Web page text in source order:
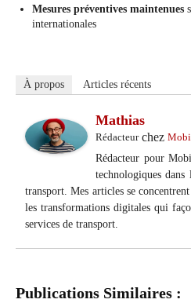
Mesures préventives maintenues
internationales
À propos Articles récents
Mathias
Rédacteurchez
Rédacteur pour
technologiques
transport. Mes articles se
les transformations digitales qui
services de transport.
Publications Similaires :